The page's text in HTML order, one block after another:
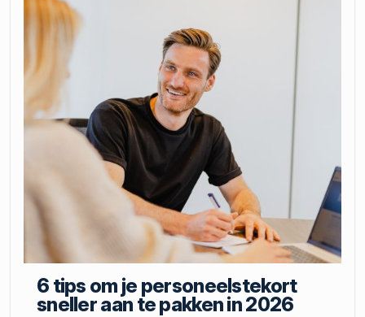
6 tips om je personeelstekort
sneller aan te pakken in 2026